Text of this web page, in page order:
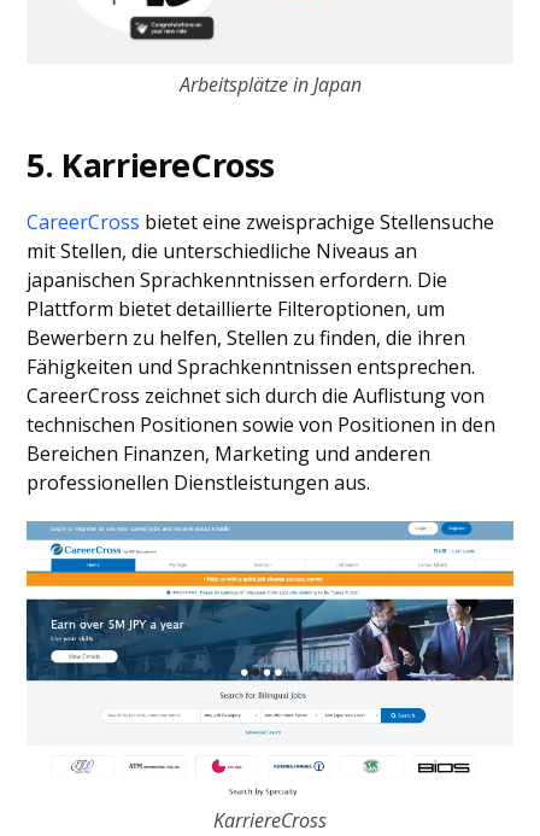
Arbeitsplätze in Japan
5. KarriereCross
CareerCross bietet eine zweisprachige Stellensuche
mit Stellen, die unterschiedliche Niveaus an
japanischen Sprachkenntnissen erfordern. Die
Plattform bietet detaillierte Filteroptionen, um
Bewerbern zu helfen, Stellen zu finden, die ihren
Fähigkeiten und Sprachkenntnissen entsprechen.
CareerCross zeichnet sich durch die Auflistung von
technischen Positionen sowie von Positionen in den
Bereichen Finanzen, Marketing und anderen
professionellen Dienstleistungen aus.
KarriereCross